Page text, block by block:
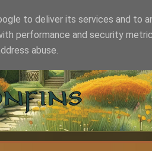
to deliver its services and to
performance and security
abuse.